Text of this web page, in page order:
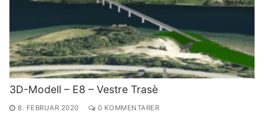
3D-Modell – E8 – Vestre Trasè
8. FEBRUAR 2020 0 KOMMENTARER